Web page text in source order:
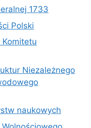
1733
Polski
Komitetu
Niezależnego
naukowych